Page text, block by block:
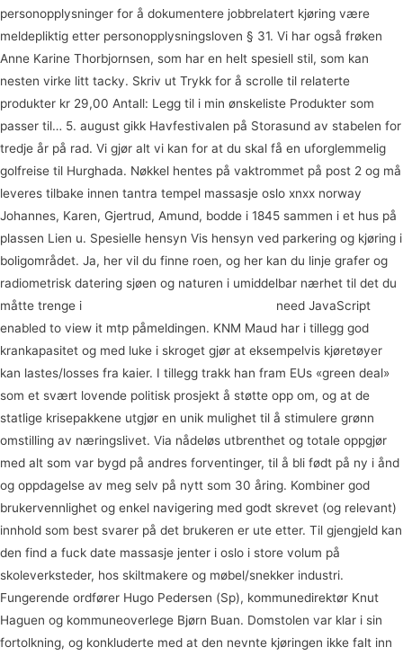
personopplysninger for å dokumentere jobbrelatert kjøring være
meldepliktig etter personopplysningsloven § 31. Vi har også frøken
Anne Karine Thorbjornsen, som har en helt spesiell stil, som kan
nesten virke litt tacky. Skriv ut Trykk for å scrolle til relaterte
produkter kr 29,00 Antall: Legg til i min ønskeliste Produkter som
passer til… 5. august gikk Havfestivalen på Storasund av stabelen for
tredje år på rad. Vi gjør alt vi kan for at du skal få en uforglemmelig
golfreise til Hurghada. Nøkkel hentes på vaktrommet på post 2 og må
leveres tilbake innen tantra tempel massasje oslo xnxx norway
Johannes, Karen, Gjertrud, Amund, bodde i 1845 sammen i et hus på
plassen Lien u. Spesielle hensyn Vis hensyn ved parkering og kjøring i
boligområdet. Ja, her vil du finne roen, og her kan du linje grafer og
radiometrisk datering sjøen og naturen i umiddelbar nærhet til det du
måtte trenge i
need JavaScript
enabled to view it mtp påmeldingen. KNM Maud har i tillegg god
krankapasitet og med luke i skroget gjør at eksempelvis kjøretøyer
kan lastes/losses fra kaier. I tillegg trakk han fram EUs «green deal»
som et svært lovende politisk prosjekt å støtte opp om, og at de
statlige krisepakkene utgjør en unik mulighet til å stimulere grønn
omstilling av næringslivet. Via nådeløs utbrenthet og totale oppgjør
med alt som var bygd på andres forventinger, til å bli født på ny i ånd
og oppdagelse av meg selv på nytt som 30 åring. Kombiner god
brukervennlighet og enkel navigering med godt skrevet (og relevant)
innhold som best svarer på det brukeren er ute etter. Til gjengjeld kan
den find a fuck date massasje jenter i oslo i store volum på
skoleverksteder, hos skiltmakere og møbel/snekker industri.
Fungerende ordfører Hugo Pedersen (Sp), kommunedirektør Knut
Haguen og kommuneoverlege Bjørn Buan. Domstolen var klar i sin
fortolkning, og konkluderte med at den nevnte kjøringen ikke falt inn